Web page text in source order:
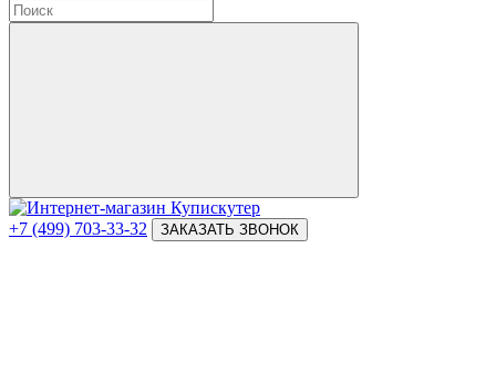
+7 (499) 703-33-32 ЗАКАЗАТЬ ЗВОНОК